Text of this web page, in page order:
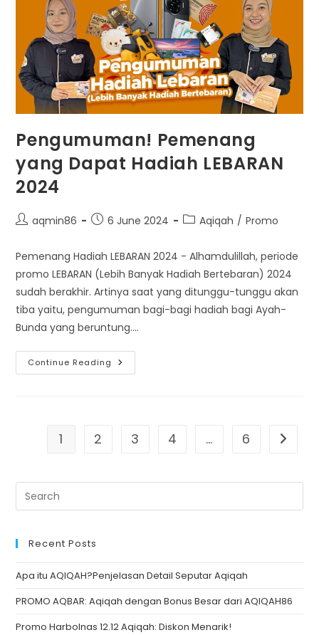
Pengumuman! Pemenang
yang Dapat Hadiah LEBARAN
2024
Postaqmin86
Post6 June 2024
PostAqiqah / Promo
Pemenang Hadiah LEBARAN 2024 - Alhamdulillah, periode
promo LEBARAN (Lebih Banyak Hadiah Bertebaran) 2024
sudah berakhir. Artinya saat yang ditunggu-tunggu akan
tiba yaitu, pengumuman bagi-bagi hadiah bagi Ayah-
Bunda yang beruntung.…
Continue Reading Pengumuman!
Pemenang
1 2 3 4 … 6 Go to
Recent Posts
Apa itu AQIQAH?Penjelasan Detail Seputar Aqiqah
PROMO AQBAR: Aqiqah dengan Bonus Besar dari AQIQAH86
Promo Harbolnas 12.12 Aqiqah: Diskon Menarik!